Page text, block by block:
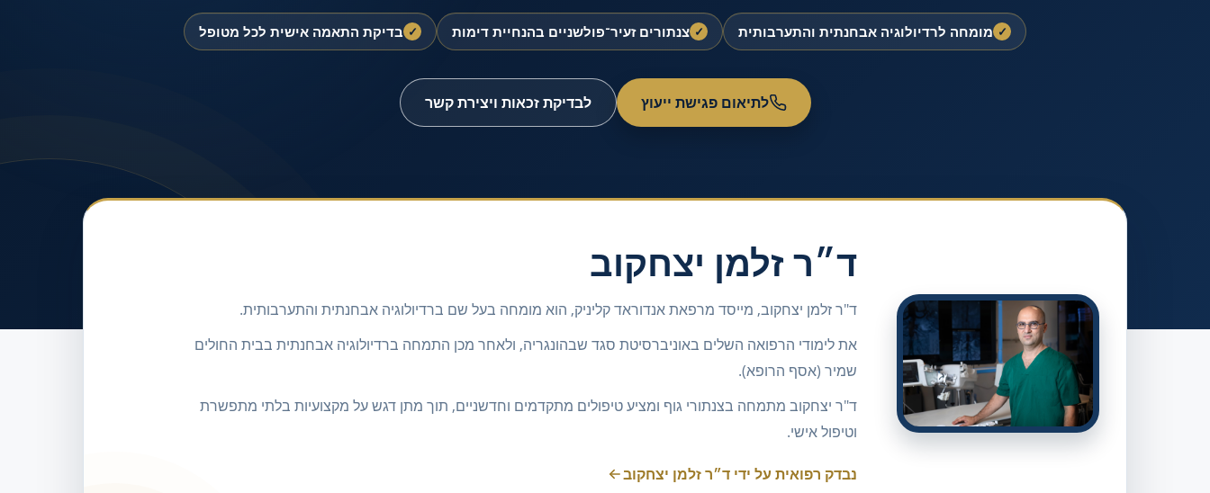
✓ מומחה לרדיולוגיה אבחנתית והתערבותית ✓ צנתורים זעיר־פולשניים בהנחיית דימות ✓ בדיקת התאמה אישית לכל מטופל
לתיאום פגישת ייעוץ לבדיקת זכאות ויצירת קשר
ד״ר זלמן יצחקוב
ד"ר זלמן יצחקוב, מייסד מרפאת אנדוראד קליניק, הוא מומחה בעל שם ברדיולוגיה אבחנתית והתערבותית.
את לימודי הרפואה השלים באוניברסיטת סגד שבהונגריה, ולאחר מכן התמחה ברדיולוגיה אבחנתית בבית החולים
שמיר (אסף הרופא).
ד"ר יצחקוב מתמחה בצנתורי גוף ומציע טיפולים מתקדמים וחדשניים, תוך מתן דגש על מקצועיות בלתי מתפשרת
וטיפול אישי.
נבדק רפואית על ידי ד״ר זלמן יצחקוב